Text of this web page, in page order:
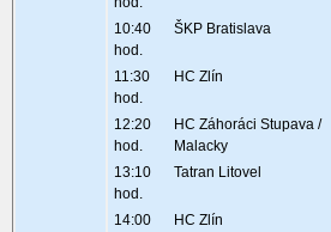
10:40
hod.
ŠKP Bratislava
11:30
hod.
HC Zlín
12:20
hod.
HC Záhoráci Stupava /
Malacky
13:10
hod.
Tatran Litovel
14:00
HC Zlín